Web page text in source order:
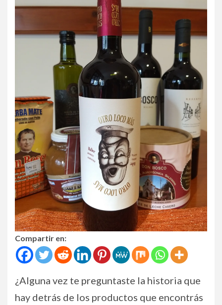
Compartir en:
¿Alguna vez te preguntaste la historia que
hay detrás de los productos que encontrás